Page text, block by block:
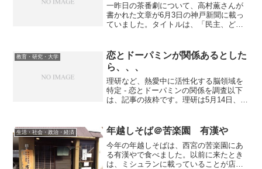
一昨日の茶番劇について、高村薫さんが
書かれた文章が6月3日の神戸新聞に載っ
ていました。タイトルは、「民主、どこ
やめ、もっと働け」という、よく似た文
章が朝日にも載っていた...
教育・研究・大学
恋とドーパミンが関係あるとした
ら、、、
理研など、熱愛中に活性化する脳領域を
特定 - 恋とドーパミンの関係を調査以下
は、記事の抜粋です。理研は5月14日、熱
るもの。ヒトの恋愛とドーパミンの関係
を明らかにした研...
生活・社会・政治・経済 年越しそば＠苦楽園 有漢や
今年の年越しそばは、西宮の苦楽園にあ
る有漢やで食べました。以前に来たとき
は、ミシュランに載っていることが店内